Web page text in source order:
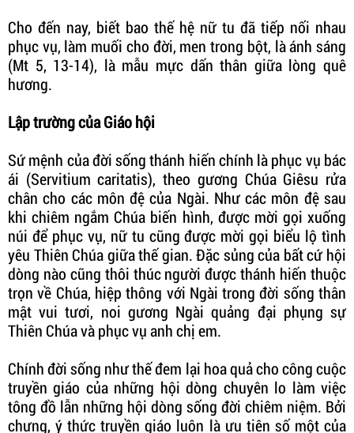
Cho đến nay, biết bao thế hệ nữ tu đã tiếp nối nhau
phục vụ, làm muối cho đời, men trong bột, là ánh sáng
(Mt 5, 13-14), là mẫu mực dấn thân giữa lòng quê
hương.
Lập trường của Giáo hội
Sứ mệnh của đời sống thánh hiến chính là phục vụ bác
ái (Servitium caritatis), theo gương Chúa Giêsu rửa
chân cho các môn đệ của Ngài. Như các môn đệ sau
khi chiêm ngắm Chúa biến hình, được mời gọi xuống
núi để phục vụ, nữ tu cũng được mời gọi biểu lộ tình
yêu Thiên Chúa giữa thế gian. Đặc sủng của bất cứ hội
dòng nào cũng thôi thúc người được thánh hiến thuộc
trọn về Chúa, hiệp thông với Ngài trong đời sống thân
mật vui tươi, noi gương Ngài quảng đại phụng sự
Thiên Chúa và phục vụ anh chị em.
Chính đời sống như thế đem lại hoa quả cho công cuộc
truyền giáo của những hội dòng chuyên lo làm việc
tông đồ lẫn những hội dòng sống đời chiêm niệm. Bởi
chưng, ý thức truyền giáo luôn là ưu tiên số một của